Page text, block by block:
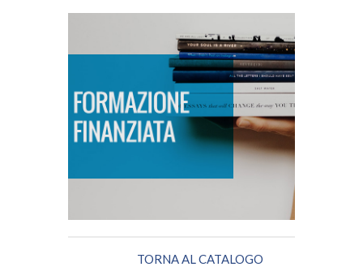
FORMAZIONE FINANZIATA
SCOPRI DI PIÙ
TORNA AL CATALOGO